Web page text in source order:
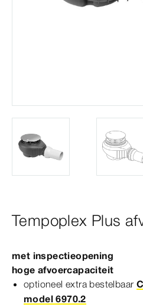
Tempoplex Plus
met inspectieopening
hoge afvoercapaciteit
optioneel extra bestelbaar
model 6970.2